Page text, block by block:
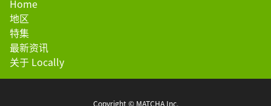
Home
地区
特集
最新资讯
关于 Locally
Copyright © MATCHA Inc.